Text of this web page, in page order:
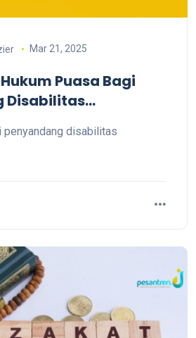
Mar 21, 2025
Puasa Bagi
Disabilitas
penyandang disabilitas